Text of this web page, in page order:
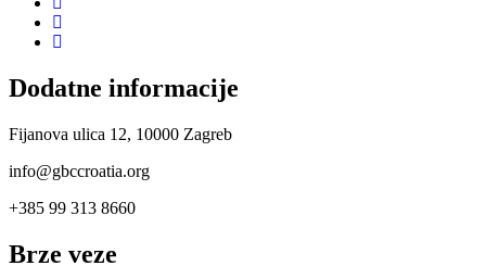
Dodatne informacije
Fijanova ulica 12, 10000 Zagreb
info@gbccroatia.org
+385 99 313 8660
Brze veze